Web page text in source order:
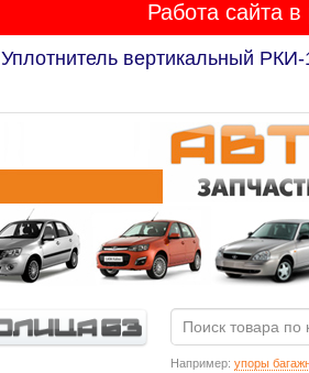
Работа сайта в
Уплотнитель вертикальный РКИ-
Например: упоры